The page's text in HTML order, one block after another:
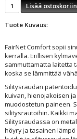
Lisää
Tuote Kuvaus:
FairNet Comfort sopii
kerralla. Erillisen
sammuttamatta laitetta
koska se lämmittää
Silitysraudan
kuivan, hienojakoisen
muodostetun paineen.
silitysrautoihin. Kaikki
Silitysraudassa on
höyry ja tasainen